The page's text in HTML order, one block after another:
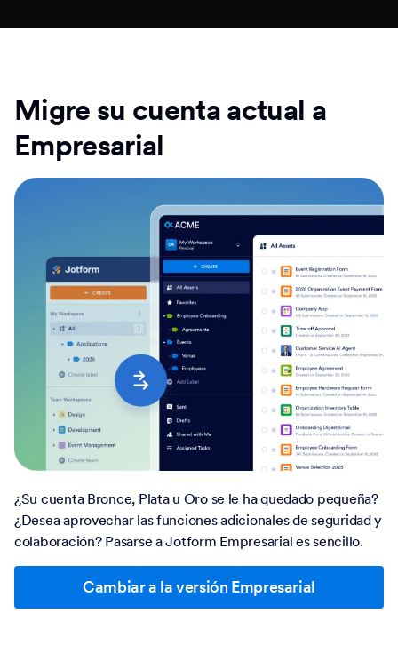
Migre su cuenta actual a
Empresarial
¿Su cuenta Bronce, Plata u Oro se le ha quedado pequeña?
¿Desea aprovechar las funciones adicionales de seguridad y
colaboración? Pasarse a Jotform Empresarial es sencillo.
Cambiar a la versión Empresarial